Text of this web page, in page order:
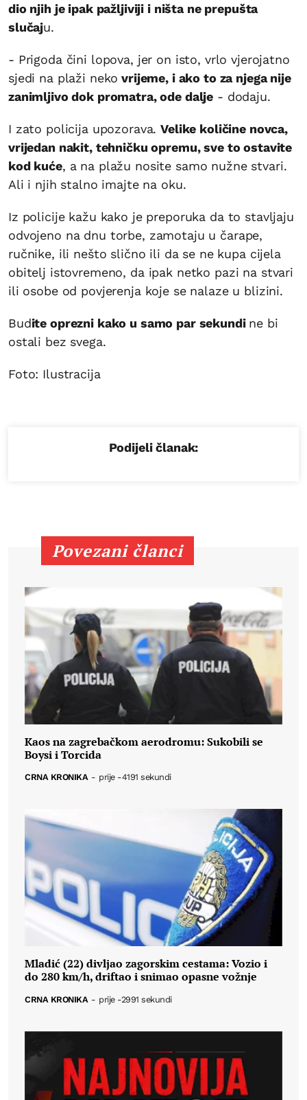
dio njih je ipak pažljiviji i ništa ne prepušta
slučaju.
- Prigoda čini lopova, jer on isto, vrlo vjerojatno
sjedi na plaži neko vrijeme, i ako to za njega nije
zanimljivo dok promatra, ode dalje - dodaju.
I zato policija upozorava.Velike količine novca,
vrijedan nakit, tehničku opremu, sve to ostavite
kod kuće, a na plažu nosite samo nužne stvari.
Ali i njih stalno imajte na oku.
Iz policije kažu kako je preporuka da to stavljaju
odvojeno na dnu torbe, zamotaju u čarape,
ručnike, ili nešto slično ili da se ne kupa cijela
obitelj istovremeno, da ipak netko pazi na stvari
ili osobe od povjerenja koje se nalaze u blizini.
Budite oprezni kako u samo par sekundi ne bi
ostali bez svega.
Foto: Ilustracija
Podijeli članak:
Povezani članci
Kaos na zagrebačkom aerodromu: Sukobili se
Boysi i Torcida
CRNA KRONIKA - prije -4191 sekundi
Mladić (22) divljao zagorskim cestama: Vozio i
do 280 km/h, driftao i snimao opasne vožnje
CRNA KRONIKA - prije -2991 sekundi